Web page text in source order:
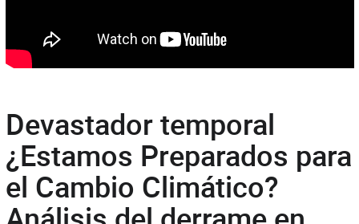
Devastador temporal
¿Estamos Preparados para
el Cambio Climático?